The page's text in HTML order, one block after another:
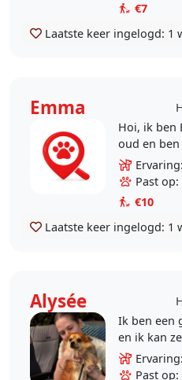
€7
Laatste keer ingelogd: 1
Emma
Hoi, ik ben
oud en
:) thuis bij
een hele
Past
€10
Laatste keer ingelogd: 1
Alysée
Ik ben een
en ik kan
heb zelf al
daarvoor
Past